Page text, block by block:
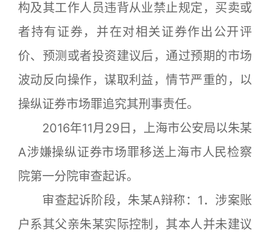
构及其工作人员违背从业禁止规定，买卖或
者持有证券，并在对相关证券作出公开评
价、预测或者投资建议后，通过预期的市场
波动反向操作，谋取利益，情节严重的，以
操纵证券市场罪追究其刑事责任。
2016年11月29日，上海市公安局以朱某
A涉嫌操纵证券市场罪移送上海市人民检察
院第一分院审查起诉。
审查起诉阶段，朱某A辩称：1．涉案账
户系其父亲朱某实际控制，其本人并未建议